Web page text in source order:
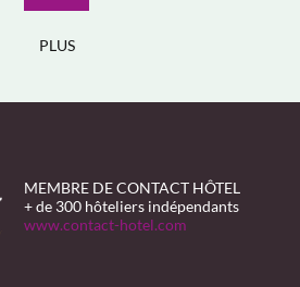
PLUS
MEMBRE DE CONTACT HÔTEL
+ de 300 hôteliers indépendants
www.contact-hotel.com